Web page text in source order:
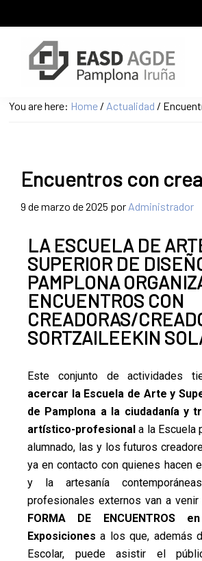
to
content
to
Escuela
de
de
Diseño
Pamplona
Sitio
Escuela
Arte
Superior
de
Diseño
de
Pamplona
You are here: Home / Actualidad /
Encuentros con
9 de marzo de 2025 por Administrador
LA ESCUELA DE
SUPERIOR DE
PAMPLONA
ENCUENTROS CON
CREADORAS/
SORTZAILEEKIN
Este conjunto de actividades
acercar la Escuela de Arte y
de Pamplona a la ciudadanía y
artístico-profesional a la Escuela
alumnado, las y los futuros
ya en contacto con quienes hacen
y la artesanía
profesionales externos van a venir
FORMA DE ENCUENTROS
Exposiciones a los que, además
Escolar, puede asistir el